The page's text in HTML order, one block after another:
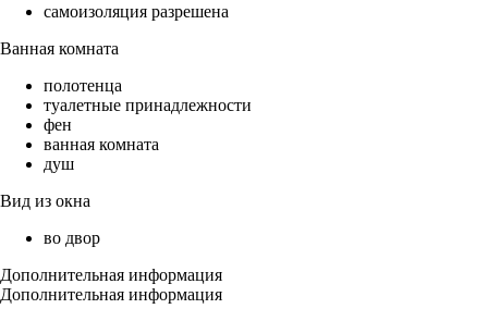
самоизоляция разрешена
Ванная комната
полотенца
туалетные принадлежности
фен
ванная комната
душ
Вид из окна
во двор
Дополнительная информация
Дополнительная информация